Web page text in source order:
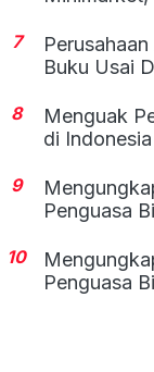
7
Buku Usai
8
Menguak
di Indonesia
9
Penguasa
10
Penguasa